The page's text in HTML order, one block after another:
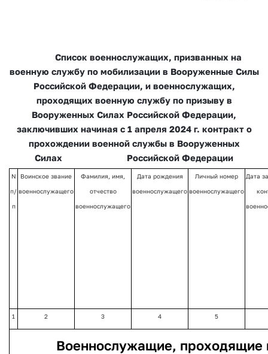
Список военнослужащих, призванных на
военную службу по мобилизации в Вооруженные Силы
Российской Федерации, и военнослужащих,
проходящих военную службу по призыву в
Вооруженных Силах Российской Федерации,
заключивших начиная с 1 апреля 2024 г. контракт о
прохождении военной службы в Вооруженных
Силах Российской Федерации
N
п/
п
Воинское звание
военнослужащего
Фамилия, имя,
отчество
военнослужащего
Дата рождения
военнослужащего
Личный номер
военнослужащего
Дата
1 2 3 4 5
Военнослужащие, проходящие